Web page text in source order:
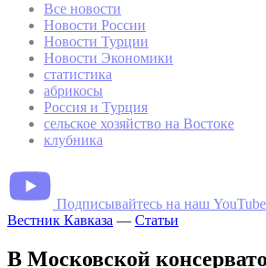
Все новости
Новости России
Новости Турции
Новости Экономики
статистика
абрикосы
Россия и Турция
сельское хозяйство на Востоке
клубника
Подписывайтесь на наш
Вестник Кавказа — Статьи
В Московской